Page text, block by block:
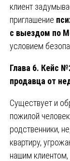
клиент
приглашение
с выездом по
условием
Глава 6. Кейс
продавца от
Существует и
пожилой
родственники,
квартиру,
нашим